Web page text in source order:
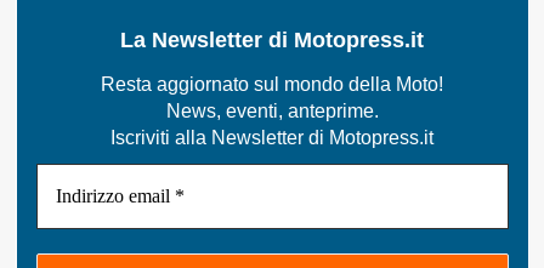
La Newsletter di Motopress.it
Resta aggiornato sul mondo della Moto!
News, eventi, anteprime.
Iscriviti alla Newsletter di Motopress.it